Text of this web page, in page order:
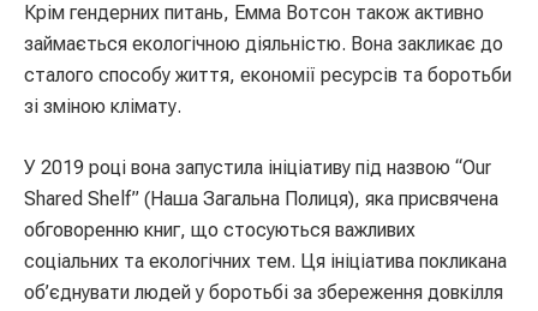
Крім гендерних питань, Емма Вотсон також активно
займається екологічною діяльністю. Вона закликає до
сталого способу життя, економії ресурсів та боротьби
зі зміною клімату.
У 2019 році вона запустила ініціативу під назвою “Our
Shared Shelf” (Наша Загальна Полиця), яка присвячена
обговоренню книг, що стосуються важливих
соціальних та екологічних тем. Ця ініціатива покликана
об’єднувати людей у боротьбі за збереження довкілля